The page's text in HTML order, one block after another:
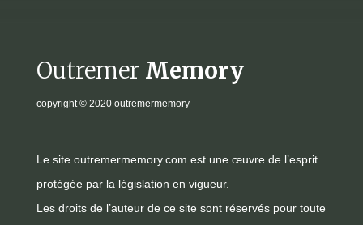
Outremer Memory
copyright© 2020 outremermemory
Le site outremermemory.com est une œuvre de l’esprit
protégée par la législation en vigueur.
Les droits de l’auteur de ce site sont réservés pour toute